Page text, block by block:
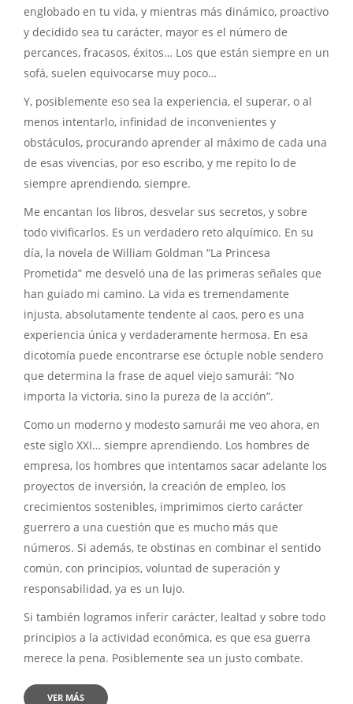
englobado en tu vida, y mientras más dinámico, proactivo
y decidido sea tu carácter, mayor es el número de
percances, fracasos, éxitos… Los que están siempre en un
sofá, suelen equivocarse muy poco…
Y, posiblemente eso sea la experiencia, el superar, o al
menos intentarlo, infinidad de inconvenientes y
obstáculos, procurando aprender al máximo de cada una
de esas vivencias, por eso escribo, y me repito lo de
siempre aprendiendo, siempre.
Me encantan los libros, desvelar sus secretos, y sobre
todo vivificarlos. Es un verdadero reto alquímico. En su
día, la novela de William Goldman “La Princesa
Prometida” me desveló una de las primeras señales que
han guiado mi camino. La vida es tremendamente
injusta, absolutamente tendente al caos, pero es una
experiencia única y verdaderamente hermosa. En esa
dicotomía puede encontrarse ese óctuple noble sendero
que determina la frase de aquel viejo samurái: “No
importa la victoria, sino la pureza de la acción”.
Como un moderno y modesto samurái me veo ahora, en
este siglo XXI… siempre aprendiendo. Los hombres de
empresa, los hombres que intentamos sacar adelante los
proyectos de inversión, la creación de empleo, los
crecimientos sostenibles, imprimimos cierto carácter
guerrero a una cuestión que es mucho más que
números. Si además, te obstinas en combinar el sentido
común, con principios, voluntad de superación y
responsabilidad, ya es un lujo.
Si también logramos inferir carácter, lealtad y sobre todo
principios a la actividad económica, es que esa guerra
merece la pena. Posiblemente sea un justo combate.
VER MÁS